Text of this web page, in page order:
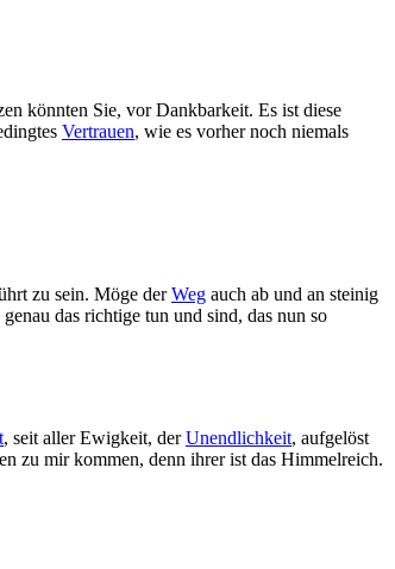
könnten Sie, vor Dankbarkeit. Es ist diese
Vertrauen, wie es vorher noch niemals
zu sein. Möge derWeg auch ab und an steinig
genau das richtige tun und sind, das nun so
, seit aller Ewigkeit, derUnendlichkeit, aufgelöst
zu mir kommen, denn ihrer ist das Himmelreich.